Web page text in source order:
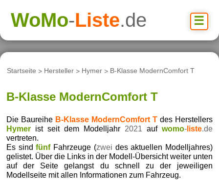
☰
WoMo-Liste.de
Startseite > Hersteller > Hymer > B-Klasse ModernComfort T
B-Klasse ModernComfort T
Die Baureihe B-Klasse ModernComfort T des Herstellers
Hymerist seit dem Modelljahr 2021 aufwomo- liste.de
vertreten.
Es sindfünfFahrzeuge (zwei des aktuellen Modelljahres)
gelistet. Über die Links in der Modell-Übersicht weiter unten
auf der Seite gelangst du schnell zu der jeweiligen
Modellseite mit allen Informationen zum Fahrzeug.